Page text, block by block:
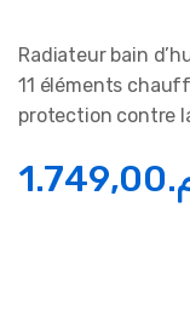
Radiateur bain
11 éléments
protection contre
1.749,00